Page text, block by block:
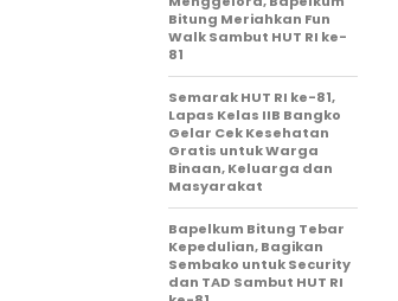
Bitung Meriahkan Fun
Walk Sambut HUT RI ke-
81
Semarak HUT RI ke-81,
Lapas Kelas IIB Bangko
Gelar Cek Kesehatan
Gratis untuk Warga
Binaan, Keluarga dan
Masyarakat
Bapelkum Bitung Tebar
Kepedulian, Bagikan
Sembako untuk Security
dan TAD Sambut HUT RI